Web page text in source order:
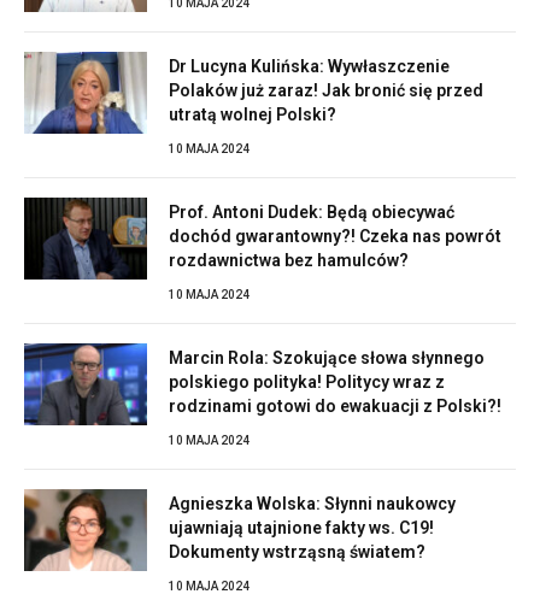
10 MAJA 2024
Dr Lucyna Kulińska: Wywłaszczenie
Polaków już zaraz! Jak bronić się przed
utratą wolnej Polski?
10 MAJA 2024
Prof. Antoni Dudek: Będą obiecywać
dochód gwarantowny?! Czeka nas powrót
rozdawnictwa bez hamulców?
10 MAJA 2024
Marcin Rola: Szokujące słowa słynnego
polskiego polityka! Politycy wraz z
rodzinami gotowi do ewakuacji z Polski?!
10 MAJA 2024
Agnieszka Wolska: Słynni naukowcy
ujawniają utajnione fakty ws. C19!
Dokumenty wstrząsną światem?
10 MAJA 2024